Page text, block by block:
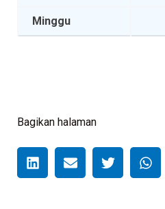
Minggu
Bagikan halaman